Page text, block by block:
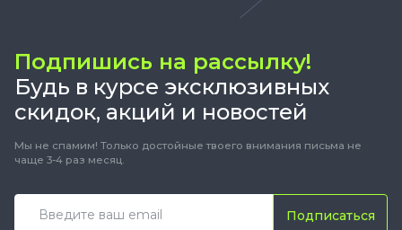
Подпишись на рассылку!
Будь в курсе эксклюзивных
скидок, акций и новостей
Мы не спамим! Только достойные твоего внимания письма не
чаще 3-4 раз месяц.
Подписаться